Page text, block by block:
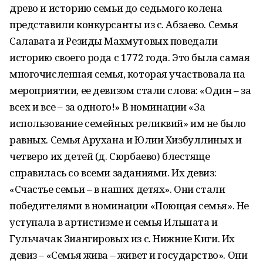
древо и историю семьи до седьмого колена
представили конкурсанты из с. Абзаево. Семья
Салавата и Резиды Махмутовых поведали
историю своего рода с 1772 года. Это была самая
многочисленная семья, которая участвовала на
мероприятии, ее девизом стали слова: «Один – за
всех и все – за одного!» В номинации «За
использование семейных реликвий» им не было
равных. Семья Арухана и Юлии Хизбуллиных и
четверо их детей (д. Сюрбаево) блестяще
справилась со всеми заданиями. Их девиз:
«Счастье семьи – в наших детях». Они стали
победителями в номинации «Поющая семья». Не
уступала в артистизме и семья Ильшата и
Гульчачак Зиангировых из с. Нижние Киги. Их
девиз – «Семья жива – живет и государство». Они